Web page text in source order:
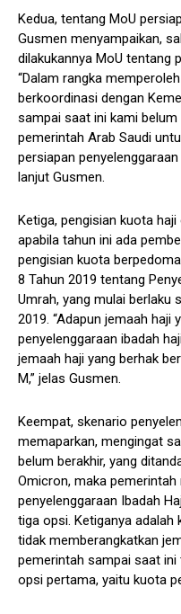
Kedua, tentang MoU
Gusmen menyampaikan,
dilakukannya MoU tentang
“Dalam rangka
berkoordinasi dengan
sampai saat ini kami
pemerintah Arab Saudi
persiapan
lanjut Gusmen.
Ketiga, pengisian kuota
apabila tahun ini ada
pengisian kuota
8 Tahun 2019 tentang
Umrah, yang mulai berlaku
2019. “Adapun jemaah haji
penyelenggaraan ibadah
jemaah haji yang berhak
M,” jelas Gusmen.
Keempat, skenario
memaparkan, mengingat
belum berakhir, yang
Omicron, maka
penyelenggaraan Ibadah
tiga opsi. Ketiganya adalah
tidak memberangkatkan
pemerintah sampai saat
opsi pertama, yaitu kuota